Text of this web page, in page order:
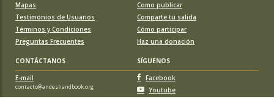
Mapas
Testimonios de Usuarios
Términos y Condiciones
Preguntas Frecuentes
Como publicar
Comparte tu salida
Cómo participar
Haz una donación
CONTÁCTANOS
SÍGUENOS
E-mail
contacto@andeshandbook.org
Facebook
Youtube